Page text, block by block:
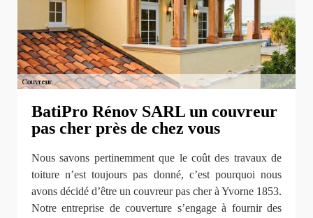
BatiPro Rénov SARL un couvreur
pas cher près de chez vous
Nous savons pertinemment que le coût des travaux de
toiture n’est toujours pas donné, c’est pourquoi nous
avons décidé d’être un couvreur pas cher à Yvorne 1853.
Notre entreprise de couverture s’engage à fournir des